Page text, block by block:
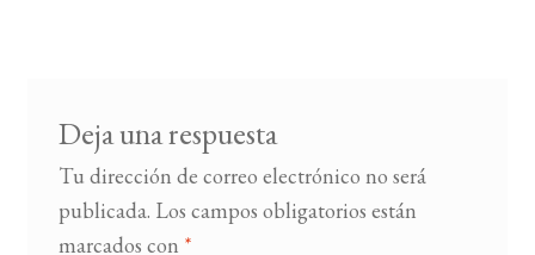
LISTA DE LIBROS
Deja una respuesta
Tu dirección de correo electrónico no será
publicada. Los campos obligatorios están
marcados con *